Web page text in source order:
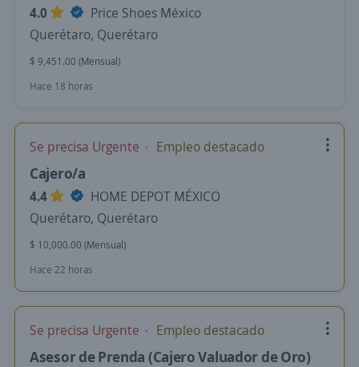
4.0
Price Shoes México
Querétaro, Querétaro
$ 9,451.00 (Mensual)
Hace 18 horas
Se precisa Urgente Empleo destacado
Cajero/a
4.4
HOME DEPOT MÉXICO
Querétaro, Querétaro
$ 10,000.00 (Mensual)
Hace 22 horas
Se precisa Urgente Empleo destacado
Asesor de Prenda (Cajero Valuador de Oro)